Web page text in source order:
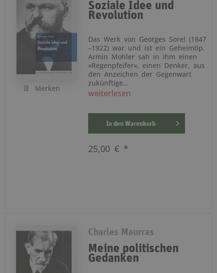
Merken
Soziale Idee und
Revolution
Das Werk von Georges Sorel (1847
–1922) war und ist ein Geheimtip.
Armin Mohler sah in ihm einen
»Regenpfeifer«, einen Denker, aus
den Anzeichen der Gegenwart
zukünftige...
weiterlesen
In den Warenkorb
25,00 € *
Charles Maurras
Meine politischen
Gedanken